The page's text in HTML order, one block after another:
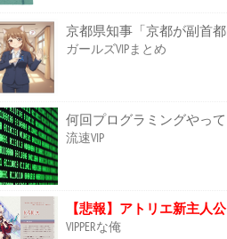
ガールズVIPまとめ
何回プログラミングやっ
流速VIP
【悲報】アトリエ新主人
VIPPERな俺